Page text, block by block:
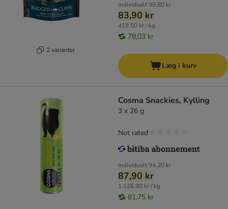
2 varianter
Individuelt99,80 kr
83,90 kr
419,50 kr / kg
78,03 kr
Læg i kurv
Cosma Snackies, Kylling
3 x 26 g
Individuelt94,20 kr
87,90 kr
1.126,90 kr / kg
81,75 kr
Not rated